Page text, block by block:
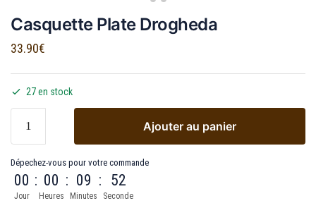
Casquette Plate Drogheda
33.90€
27 en stock
Ajouter au panier
Dépechez-vous pour votre commande
00
Jour
: 00
Heures
: 09
Minutes
: 52
Seconde